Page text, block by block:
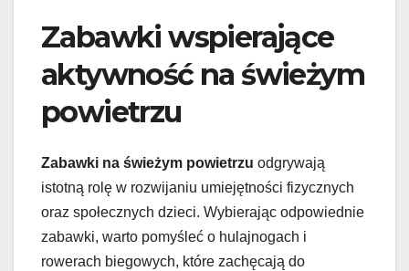
Zabawki wspierające
aktywność na świeżym
powietrzu
Zabawki na świeżym powietrzu odgrywają
istotną rolę w rozwijaniu umiejętności fizycznych
oraz społecznych dzieci. Wybierając odpowiednie
zabawki, warto pomyśleć o hulajnogach i
rowerach biegowych, które zachęcają do